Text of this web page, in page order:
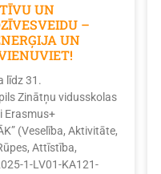
UN
–
UN
līdz 31.
Zinātņu vidusskolas
Erasmus+
(Veselība, Aktivitāte,
Attīstība,
1-LV01-KA121-